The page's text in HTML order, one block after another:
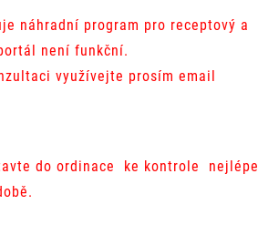
náhradní program pro receptový a
není funkční.
využívejte prosím email
do ordinace ke kontrole nejlépe